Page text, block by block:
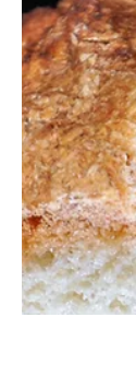
CHLÉB
Chléb je
nějaké
Kdo nemá rád,